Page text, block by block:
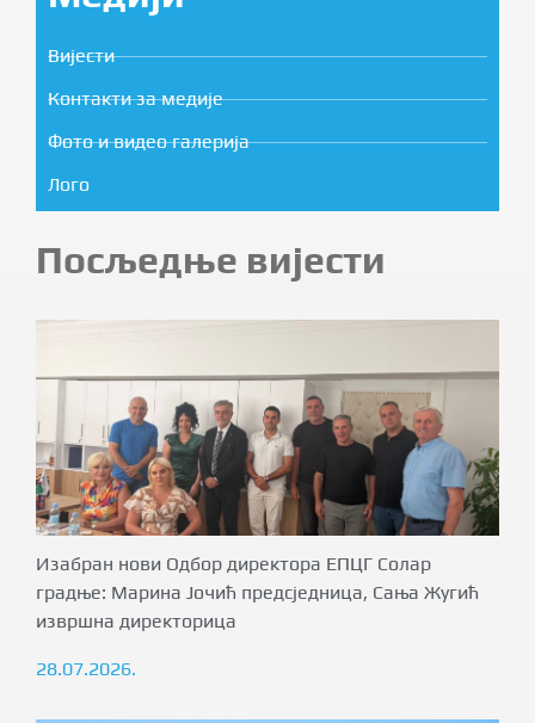
Вијести
Контакти за медије
Фото и видео галерија
Лого
Посљедње вијести
Изабран нови Одбор директора ЕПЦГ Солар
градње: Марина Јочић предсједница, Сања Жугић
извршна директорица
28.07.2026.